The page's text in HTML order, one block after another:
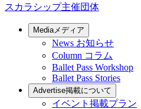
スカラシップ主催団体
Mediaメディア
News お知らせ
Column コラム
Ballet Pass Workshop
Ballet Pass Stories
Advertise掲載について
イベント掲載プラン